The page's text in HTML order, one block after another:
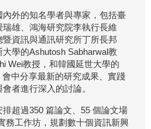
外的知名學者與專家，包括臺
雄、鴻海研究院李執行長維
資訊與通訊研究所丁所長邦
學的Ashutosh Sabharwal教
Wei教授，和韓國延世大學的
會中分享最新的研究成果、實踐
者進行深入的討論。
超過350 篇論文、55 個論文場
務工作坊，規劃數十個資訊新興